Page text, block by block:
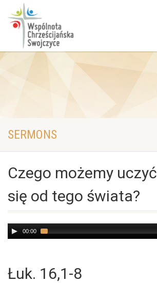
SERMONS
Czego możemy uczyć
się od tego świata?
Audio
Player
00:00
Łuk. 16,1-8